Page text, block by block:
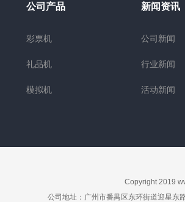
公司产品
彩票机
礼品机
模拟机
新闻资讯
公司新闻
行业新闻
活动新闻
Copyright 2019
公司地址：广州市番禺区东环街道迎星